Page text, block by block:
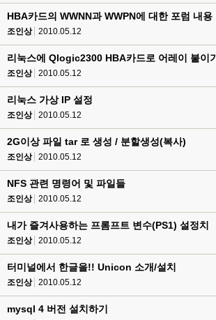
HBA카드의 WWNN과 WWPN에 대한 포럼 내용
조인상 2010.05.12
리눅스에 Qlogic2300 HBA카드로 어레이 붙이기
조인상 2010.05.12
리눅스 가상 IP 설정
조인상 2010.05.12
2G이상 파일 tar 로 생성 / 분할생성(복사)
조인상 2010.05.12
NFS 관련 명령어 및 파일들
조인상 2010.05.12
내가 즐겨사용하는 프롬프트 변수(PS1) 설정치
조인상 2010.05.12
터미널에서 한글을!! Unicon 소개/설치
조인상 2010.05.12
mysql 4 버전 설치하기